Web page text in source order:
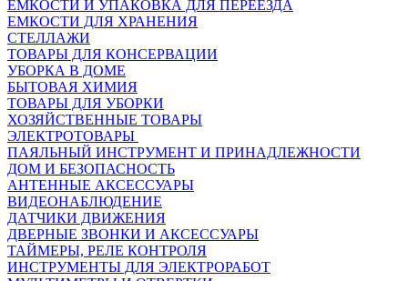
ЕМКОСТИ И УПАКОВКА ДЛЯ ПЕРЕЕЗДА
ЕМКОСТИ ДЛЯ ХРАНЕНИЯ
СТЕЛЛАЖИ
ТОВАРЫ ДЛЯ КОНСЕРВАЦИИ
УБОРКА В ДОМЕ
БЫТОВАЯ ХИМИЯ
ТОВАРЫ ДЛЯ УБОРКИ
ХОЗЯЙСТВЕННЫЕ ТОВАРЫ
ЭЛЕКТРОТОВАРЫ
ПАЯЛЬНЫЙ ИНСТРУМЕНТ И ПРИНАДЛЕЖНОСТИ
ДОМ И БЕЗОПАСНОСТЬ
АНТЕННЫЕ АКСЕССУАРЫ
ВИДЕОНАБЛЮДЕНИЕ
ДАТЧИКИ ДВИЖЕНИЯ
ДВЕРНЫЕ ЗВОНКИ И АКСЕССУАРЫ
ТАЙМЕРЫ, РЕЛЕ КОНТРОЛЯ
ИНСТРУМЕНТЫ ДЛЯ ЭЛЕКТРОРАБОТ